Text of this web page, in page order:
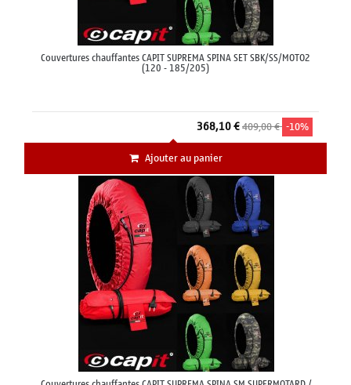
Couvertures chauffantes CAPIT SUPREMA SPINA SET SBK/SS/MOTO2
(120 - 185/205)
368,10 €409,00 € -10%
Ajouter au panier